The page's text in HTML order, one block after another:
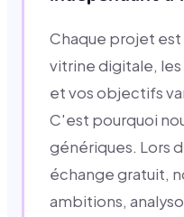
Chaque projet est
vitrine digitale,
et vos objectifs
C'est pourquoi
génériques. Lors
échange gratuit,
ambitions,